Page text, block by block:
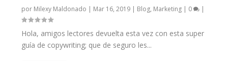
por Milexy Maldonado | Mar 16, 2019 | Blog, Marketing | 0 |
Hola, amigos lectores devuelta esta vez con esta super
guía de copywriting; que de seguro les...